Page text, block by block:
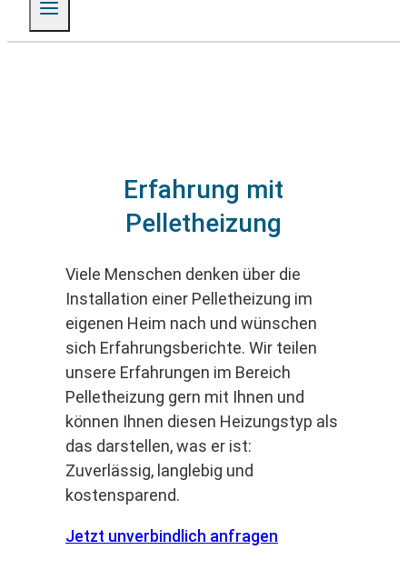
Erfahrung mit
Pelletheizung
Viele Menschen denken über die
Installation einer Pelletheizung im
eigenen Heim nach und wünschen
sich Erfahrungsberichte. Wir teilen
unsere Erfahrungen im Bereich
Pelletheizung gern mit Ihnen und
können Ihnen diesen Heizungstyp als
das darstellen, was er ist:
Zuverlässig, langlebig und
kostensparend.
Jetzt unverbindlich anfragen